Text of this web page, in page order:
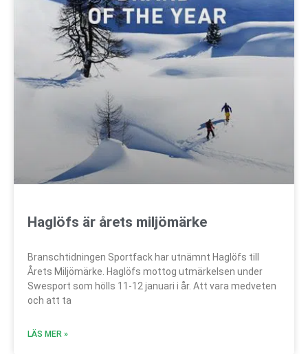
Haglöfs är årets miljömärke
Branschtidningen Sportfack har utnämnt Haglöfs till
Årets Miljömärke. Haglöfs mottog utmärkelsen under
Swesport som hölls 11-12 januari i år. Att vara medveten
och att ta
LÄS MER »